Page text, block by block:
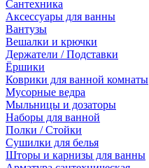
Сантехника
Аксессуары для ванны
Вантузы
Вешалки и крючки
Держатели / Подставки
Ёршики
Коврики для ванной комнаты
Мусорные ведра
Мыльницы и дозаторы
Наборы для ванной
Полки / Стойки
Сушилки для белья
Шторы и карнизы для ванны